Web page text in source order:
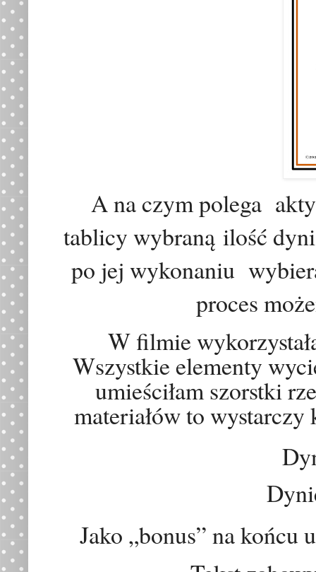
A na czym polega
tablicy wybraną ilość
po jej wykonaniu
proces
W filmie
Wszystkie elementy
umieściłam szorstki
materiałów to
Jako „bonus” na końcu